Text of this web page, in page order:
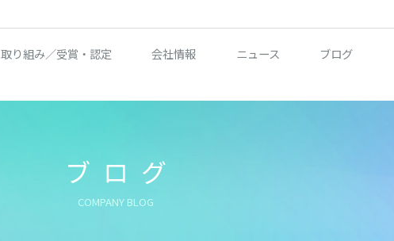
取り組み／受賞・認定 会社情報 ニュース ブログ
ブログ
COMPANY BLOG